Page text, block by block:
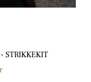
STRIKKEKIT